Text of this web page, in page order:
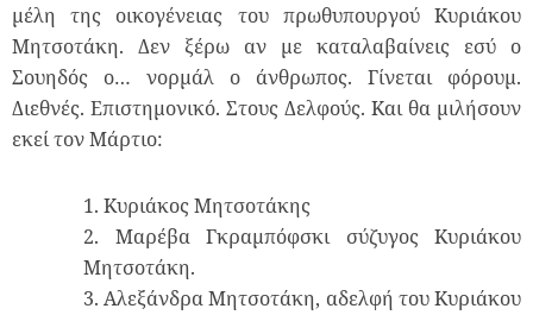
μέλη της οικογένειας του πρωθυπουργού Κυριάκου
Μητσοτάκη. Δεν ξέρω αν με καταλαβαίνεις εσύ ο
Σουηδός ο… νορμάλ ο άνθρωπος. Γίνεται φόρουμ.
Διεθνές. Επιστημονικό. Στους Δελφούς. Και θα μιλήσουν
εκεί τον Μάρτιο:
1. Κυριάκος Μητσοτάκης
2. Μαρέβα Γκραμπόφσκι σύζυγος Κυριάκου
Μητσοτάκη.
3. Αλεξάνδρα Μητσοτάκη, αδελφή του Κυριάκου